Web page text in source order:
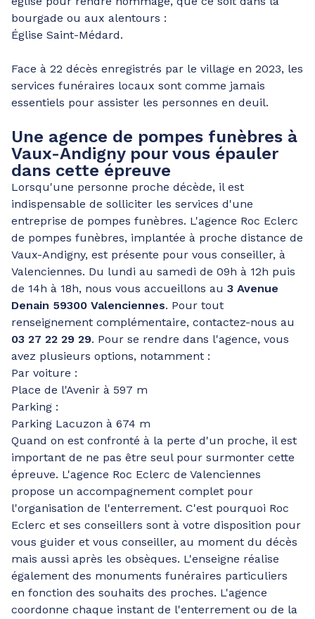
bourgade ou aux alentours :
Église Saint-Médard.
Face à 22 décès enregistrés par le village en 2023, les
services funéraires locaux sont comme jamais
essentiels pour assister les personnes en deuil.
Une agence de pompes funèbres à
Vaux-Andigny pour vous épauler
dans cette épreuve
Lorsqu'une personne proche décède, il est
indispensable de solliciter les services d'une
entreprise de pompes funèbres. L'agence Roc Eclerc
de pompes funèbres, implantée à proche distance de
Vaux-Andigny, est présente pour vous conseiller, à
Valenciennes. Du lundi au samedi de 09h à 12h puis
de 14h à 18h, nous vous accueillons au 3 Avenue
Denain 59300 Valenciennes. Pour tout
renseignement complémentaire, contactez-nous au
03 27 22 29 29. Pour se rendre dans l'agence, vous
avez plusieurs options, notamment :
Par voiture :
Place de l'Avenir à 597 m
Parking :
Parking Lacuzon à 674 m
Quand on est confronté à la perte d'un proche, il est
important de ne pas être seul pour surmonter cette
épreuve. L'agence Roc Eclerc de Valenciennes
propose un accompagnement complet pour
l'organisation de l'enterrement. C'est pourquoi Roc
Eclerc et ses conseillers sont à votre disposition pour
vous guider et vous conseiller, au moment du décès
mais aussi après les obsèques. L'enseigne réalise
également des monuments funéraires particuliers
en fonction des souhaits des proches. L'agence
coordonne chaque instant de l'enterrement ou de la